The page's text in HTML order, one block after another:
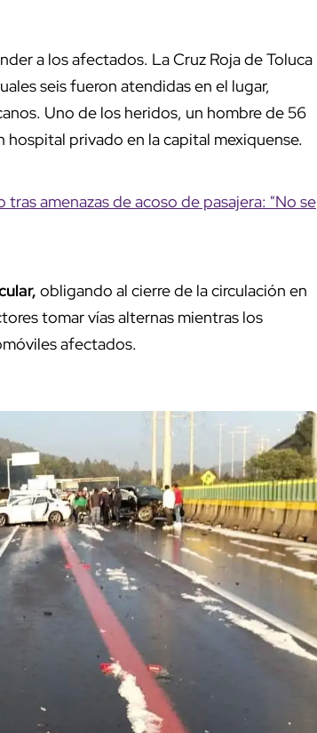
a los afectados. La Cruz Roja de Toluca
seis fueron atendidas en el lugar,
Uno de los heridos, un hombre de 56
privado en la capital mexiquense.
amenazas de acoso de pasajera: "No se
, obligando al cierre de la circulación en
tomar vías alternas mientras los
afectados.